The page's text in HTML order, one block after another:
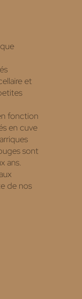
et
fonction
en cuve
sont
ans.
de nos